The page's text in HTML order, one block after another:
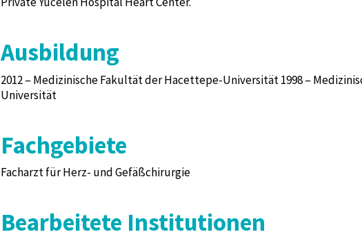
Ausbildung
2012 – Medizinische Fakultät der Hacettepe-Universität 1998 –
Universität
Fachgebiete
Facharzt für Herz- und Gefäßchirurgie
Bearbeitete Institutionen